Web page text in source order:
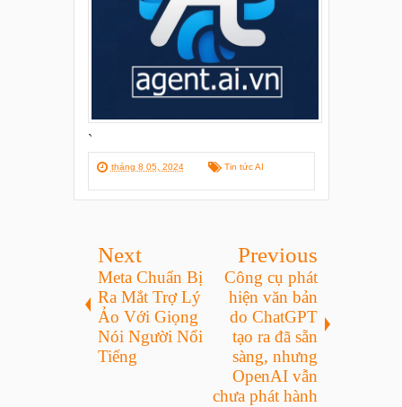
`
tháng 8 05, 2024 Tin tức AI
Next
Meta Chuẩn Bị
Ra Mắt Trợ Lý
Ảo Với Giọng
Nói Người Nổi
Tiếng
Previous
Công cụ phát
hiện văn bản
do ChatGPT
tạo ra đã sẵn
sàng, nhưng
OpenAI vẫn
chưa phát hành